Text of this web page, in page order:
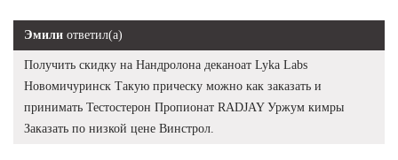
Эмили ответил(а)
Получить скидку на Нандролона деканоат Lyka Labs
Новомичуринск Такую прическу можно как заказать и
принимать Тестостерон Пропионат RADJAY Уржум кимры
Заказать по низкой цене Винстрол.